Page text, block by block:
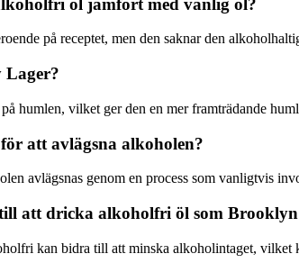
öl jämfört med vanlig öl?
på receptet, men den saknar den
Lager?
humlen, vilket ger den en mer framträdande
att avlägsna alkoholen?
avlägsnas genom en process som vanligtvis
att dricka alkoholfri öl som
kan bidra till att minska alkoholintaget, vilket